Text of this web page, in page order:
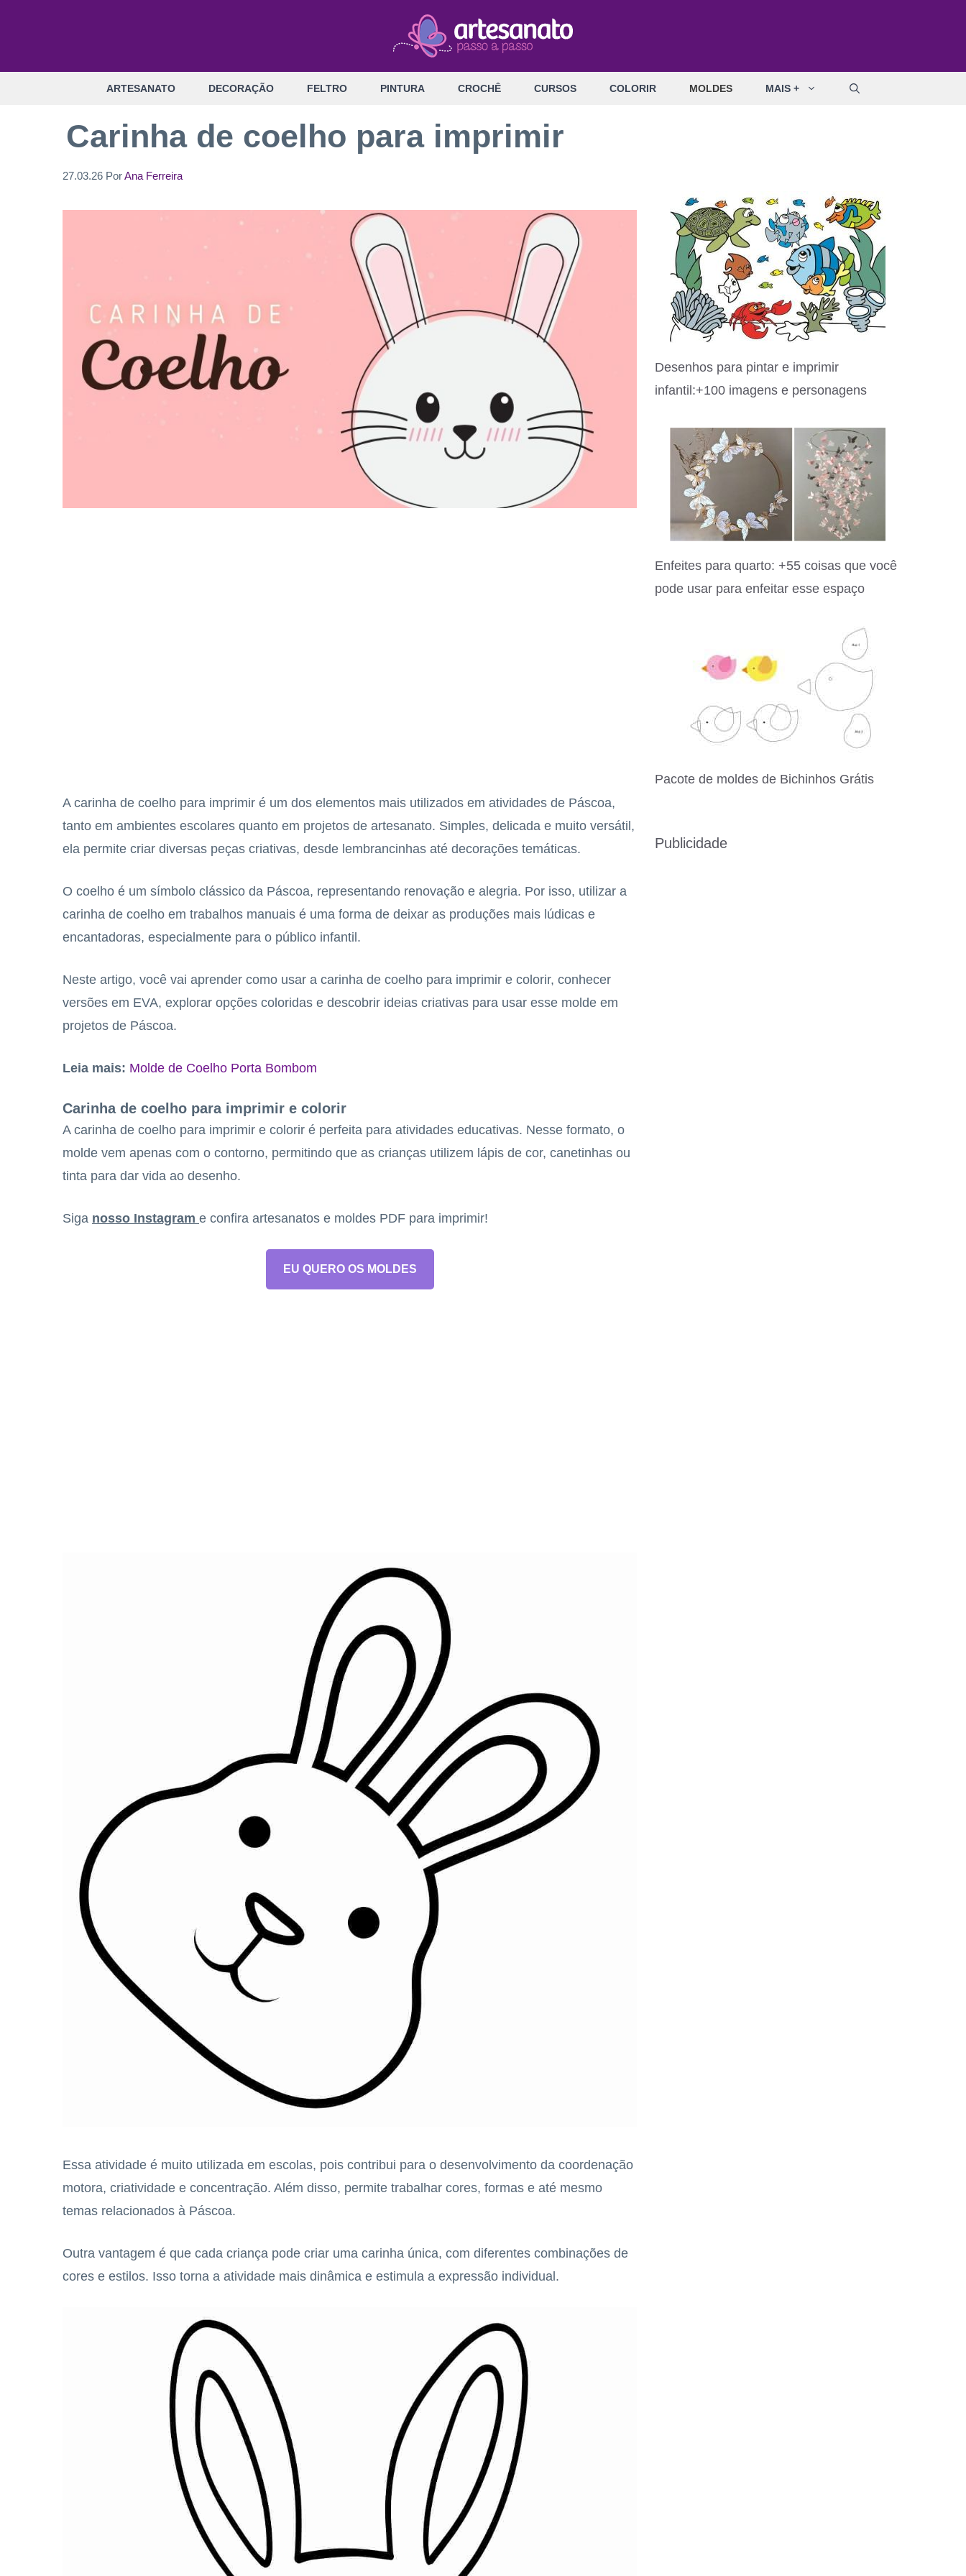
ARTESANATO DECORAÇÃO FELTRO PINTURA CROCHÊ CURSOS COLORIR MOLDES MAIS +
Carinha de coelho para imprimir
27.03.26 PorAna Ferreira
A carinha de coelho para imprimir é um dos elementos mais utilizados em atividades de Páscoa,
tanto em ambientes escolares quanto em projetos de artesanato. Simples, delicada e muito versátil,
ela permite criar diversas peças criativas, desde lembrancinhas até decorações temáticas.
O coelho é um símbolo clássico da Páscoa, representando renovação e alegria. Por isso, utilizar a
carinha de coelho em trabalhos manuais é uma forma de deixar as produções mais lúdicas e
encantadoras, especialmente para o público infantil.
Neste artigo, você vai aprender como usar a carinha de coelho para imprimir e colorir, conhecer
versões em EVA, explorar opções coloridas e descobrir ideias criativas para usar esse molde em
projetos de Páscoa.
Leia mais: Molde de Coelho Porta Bombom
Carinha de coelho para imprimir e colorir
A carinha de coelho para imprimir e colorir é perfeita para atividades educativas. Nesse formato, o
molde vem apenas com o contorno, permitindo que as crianças utilizem lápis de cor, canetinhas ou
tinta para dar vida ao desenho.
Siga nosso Instagram e confira artesanatos e moldes PDF para imprimir!
EU QUERO OS MOLDES
Essa atividade é muito utilizada em escolas, pois contribui para o desenvolvimento da coordenação
motora, criatividade e concentração. Além disso, permite trabalhar cores, formas e até mesmo
temas relacionados à Páscoa.
Outra vantagem é que cada criança pode criar uma carinha única, com diferentes combinações de
cores e estilos. Isso torna a atividade mais dinâmica e estimula a expressão individual.
Desenhos para pintar e imprimir
infantil:+100 imagens e personagens
Enfeites para quarto: +55 coisas que você
pode usar para enfeitar esse espaço
Pacote de moldes de Bichinhos Grátis
Publicidade